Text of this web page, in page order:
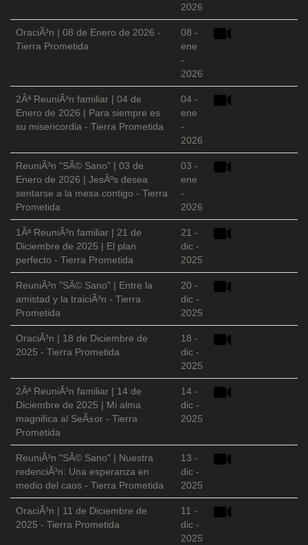
2026
OraciÃ³n | 08 de Enero de 2026 -
Tierra Prometida
08 -
ene
-
2026
2Âª ReuniÃ³n familiar | 04 de
Enero de 2026 | Para siempre es
su misericordia - Tierra Prometida
04 -
ene
-
2026
ReuniÃ³n "SÃ© Sano" | 03 de
Enero de 2026 | JesÃºs desea
sentarse a la mesa contigo - Tierra
Prometida
03 -
ene
-
2026
1Âª ReuniÃ³n familiar | 21 de
Diciembre de 2025 | El plan
perfecto - Tierra Prometida
21 -
dic -
2025
ReuniÃ³n "SÃ© Sano" | Entre la
amistad y la traiciÃ³n - Tierra
Prometida
20 -
dic -
2025
OraciÃ³n | 18 de Diciembre de
2025 - Tierra Prometida
18 -
dic -
2025
2Âª ReuniÃ³n familiar | 14 de
Diciembre de 2025 | Mi alma
magnifica al SeÃ±or - Tierra
Prometida
14 -
dic -
2025
ReuniÃ³n "SÃ© Sano" | Nuestra
redenciÃ³n: Una esperanza en
medio del caos - Tierra Prometida
13 -
dic -
2025
OraciÃ³n | 11 de Diciembre de
2025 - Tierra Prometida
11 -
dic -
2025